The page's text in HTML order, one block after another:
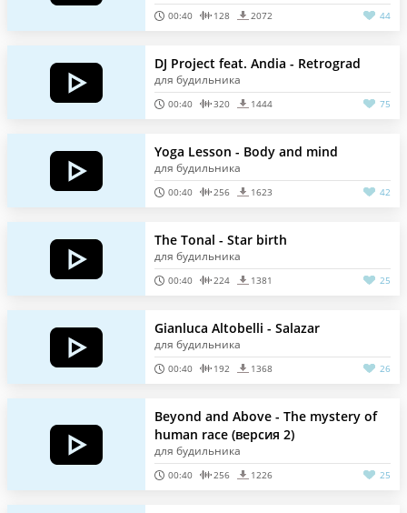
00:40 128 2072 44
DJ Project feat. Andia - Retrograd
для будильника
00:40 320 1444 75
Yoga Lesson - Body and mind
для будильника
00:40 256 1623 42
The Tonal - Star birth
для будильника
00:40 224 1381 25
Gianluca Altobelli - Salazar
для будильника
00:40 192 1368 26
Beyond and Above - The mystery of
human race (версия 2)
для будильника
00:40 256 1226 25